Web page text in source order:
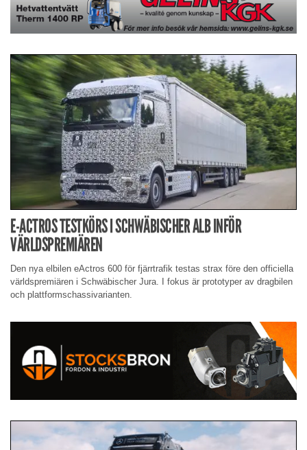
E-ACTROS TESTKÖRS I SCHWÄBISCHER ALB INFÖR
VÄRLDSPREMIÄREN
Den nya elbilen eActros 600 för fjärrtrafik testas strax före den officiella
världspremiären i Schwäbischer Jura. I fokus är prototyper av dragbilen
och plattformschassivarianten.